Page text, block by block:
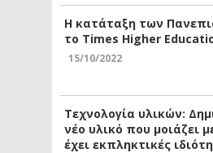
Η κατάταξη των
το Times Higher
15/10/2022
Τεχνολογία υλικών:
νέο υλικό που μοιάζει
έχει εκπληκτικές